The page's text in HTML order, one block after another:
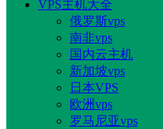
VPS主机大全
俄罗斯vps
南非vps
国内云主机
新加坡vps
日本VPS
欧洲vps
罗马尼亚vps